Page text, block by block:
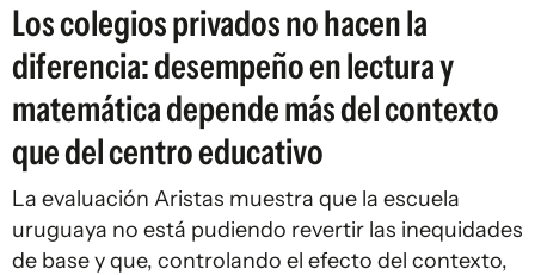
Los colegios privados no hacen la
diferencia: desempeño en lectura y
matemática depende más del contexto
que del centro educativo
La evaluación Aristas muestra que la escuela
uruguaya no está pudiendo revertir las inequidades
de base y que, controlando el efecto del contexto,